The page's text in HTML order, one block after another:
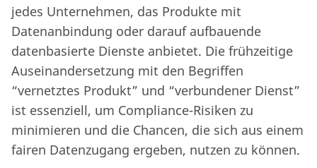
jedes Unternehmen, das Produkte mit
Datenanbindung oder darauf aufbauende
datenbasierte Dienste anbietet. Die frühzeitige
Auseinandersetzung mit den Begriffen
“vernetztes Produkt” und “verbundener Dienst”
ist essenziell, um Compliance-Risiken zu
minimieren und die Chancen, die sich aus einem
fairen Datenzugang ergeben, nutzen zu können.